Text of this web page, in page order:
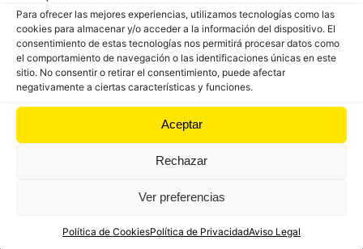
Para ofrecer las mejores experiencias, utilizamos tecnologías como las
cookies para almacenar y/o acceder a la información del dispositivo. El
consentimiento de estas tecnologías nos permitirá procesar datos como
el comportamiento de navegación o las identificaciones únicas en este
sitio. No consentir o retirar el consentimiento, puede afectar
negativamente a ciertas características y funciones.
Aceptar
Rechazar
Ver preferencias
Política de CookiesPolítica de PrivacidadAviso Legal
Fecha inicio
Fecha devolución